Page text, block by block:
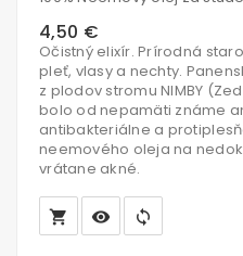
4,50 €
Očistný elixír. Prírodná
pleť, vlasy a nechty.
z plodov stromu NIMBY
bolo od nepamäti známe
antibakteriálne a
neemového oleja na
vrátane akné.
local_grocery_store visibility sync